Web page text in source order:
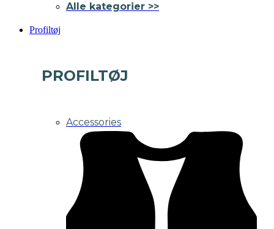
Alle kategorier >>
Profiltøj
PROFILTØJ
Accessories